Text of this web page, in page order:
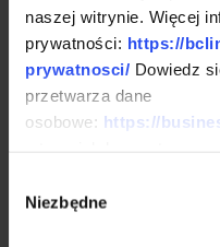
naszej witrynie. Więcej
prywatności: https://
prywatnosci/ Dowiedz
przetwarza dane
osobowe: https://
analitycznym. Partnerzy
innymi danymi
zgody
Niezbędne
Preparaty z
kwasy AHA/
przyspieszać
skóry. Ich
proces